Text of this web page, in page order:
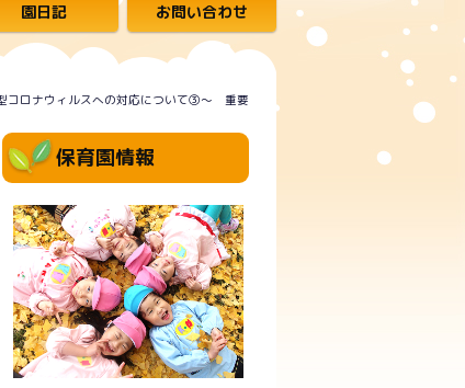
園日記 お問い合わせ
コロナウィルスへの対応について③～ 重要
保育園情報